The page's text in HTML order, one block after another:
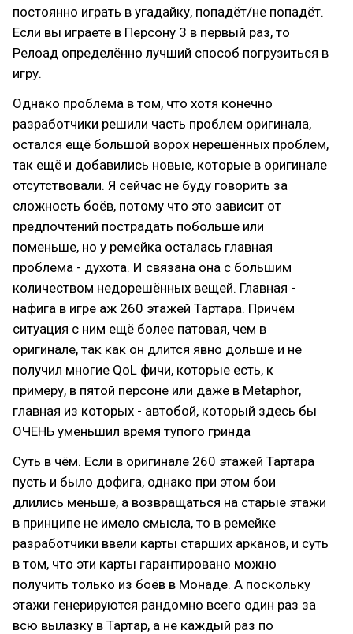
постоянно играть в угадайку, попадёт/не попадёт.
Если вы играете в Персону 3 в первый раз, то
Релоад определённо лучший способ погрузиться в
игру.
Однако проблема в том, что хотя конечно
разработчики решили часть проблем оригинала,
остался ещё большой ворох нерешённых проблем,
так ещё и добавились новые, которые в оригинале
отсутствовали. Я сейчас не буду говорить за
сложность боёв, потому что это зависит от
предпочтений пострадать побольше или
поменьше, но у ремейка осталась главная
проблема - духота. И связана она с большим
количеством недорешённых вещей. Главная -
нафига в игре аж 260 этажей Тартара. Причём
ситуация с ним ещё более патовая, чем в
оригинале, так как он длится явно дольше и не
получил многие QoL фичи, которые есть, к
примеру, в пятой персоне или даже в Metaphor,
главная из которых - автобой, который здесь бы
ОЧЕНЬ уменьшил время тупого гринда
Суть в чём. Если в оригинале 260 этажей Тартара
пусть и было дофига, однако при этом бои
длились меньше, а возвращаться на старые этажи
в принципе не имело смысла, то в ремейке
разработчики ввели карты старших арканов, и суть
в том, что эти карты гарантировано можно
получить только из боёв в Монаде. А поскольку
этажи генерируются рандомно всего один раз за
всю вылазку в Тартар, а не каждый раз по